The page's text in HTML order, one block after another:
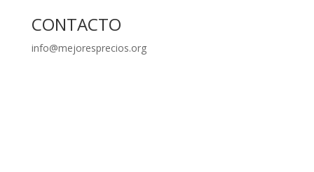
CONTACTO
info@mejoresprecios.org